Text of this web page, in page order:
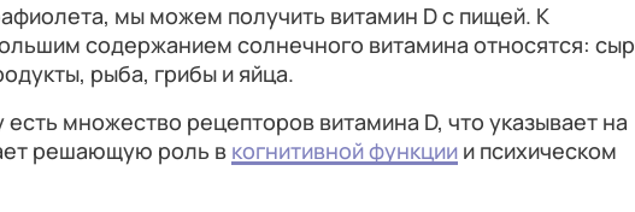
мы можем получить витамин D c пищей. К
содержанием солнечного витамина относятся: сыр
рыба, грибы и яйца.
множество рецепторов витамина D, что указывает на
решающую роль в когнитивной функции и психическом